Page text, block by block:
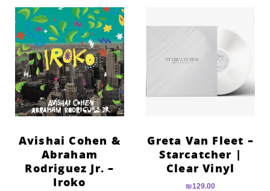
Greta Van Fleet –
Starcatcher |
Clear Vinyl
₪129.00
Avishai Cohen &
Abraham
Rodriguez Jr. –
Iroko